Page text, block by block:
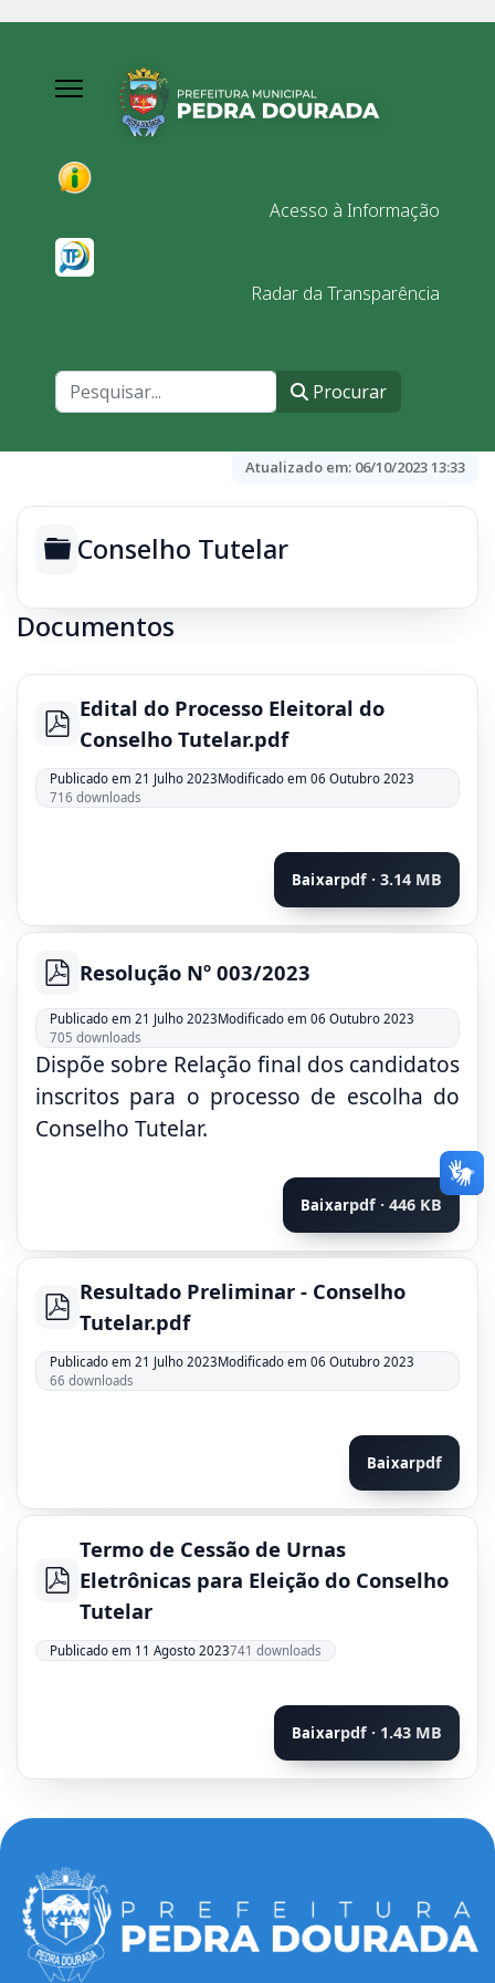
Acesso à Informação
Radar da Transparência
Procurar
Atualizado em: 06/10/2023 13:33
Pasta
Conselho Tutelar
Documentos
pdf
Edital do Processo Eleitoral do
Conselho Tutelar.pdf
Publicado em 21 Julho 2023Modificado em 06 Outubro 2023
716 downloads
Baixarpdf · 3.14 MB
pdfResolução Nº 003/2023
Publicado em 21 Julho 2023Modificado em 06 Outubro 2023
705 downloads
Dispõe sobre Relação final dos candidatos
inscritos para o processo de escolha do
Conselho Tutelar.
Baixarpdf · 446 KB
pdf
Resultado Preliminar - Conselho
Tutelar.pdf
Publicado em 21 Julho 2023Modificado em 06 Outubro 2023
66 downloads
Baixarpdf
pdf
Termo de Cessão de Urnas
Eletrônicas para Eleição do Conselho
Tutelar
Publicado em 11 Agosto 2023741 downloads
Baixarpdf · 1.43 MB